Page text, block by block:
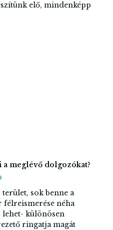
elő, mindenképp
meglévő dolgozókat?
sok benne a
félreismerése néha
különösen
ringatja magát